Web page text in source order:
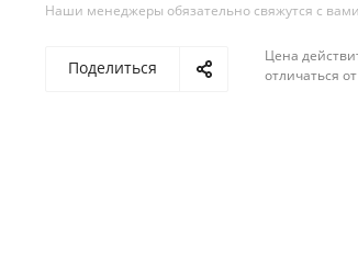
Наши менеджеры обязательно свяжутся с вами
Поделиться
Цена
отличаться